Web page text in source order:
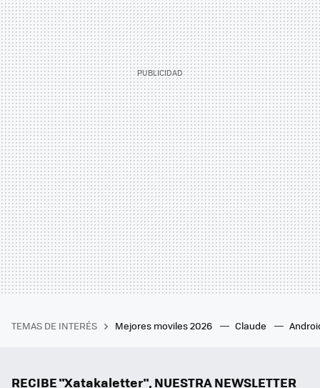
TEMAS DE INTERÉS Mejores moviles 2026 Claude
RECIBE "Xatakaletter", NUESTRA NEWSLETTER